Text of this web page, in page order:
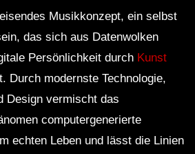
Musikkonzept, ein selbst
das sich aus Datenwolken
Persönlichkeit durch Kunst
Durch modernste Technologie,
Design vermischt das
computergenerierte
echten Leben und lässt die Linien